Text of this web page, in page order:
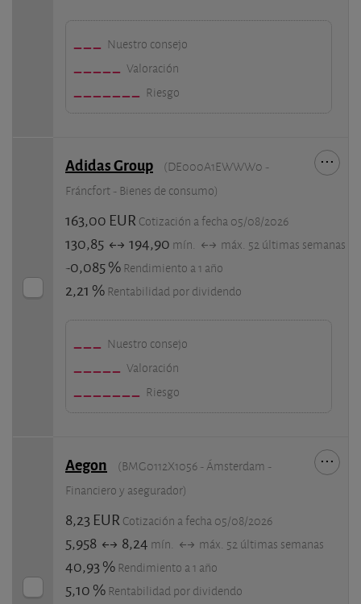
Nuestro consejo
Valoración
Riesgo
Adidas Group
(DE000A1EWWW0 -
Fráncfort - Bienes de consumo)
163,00 EUR Cotización a fecha 05/08/2026
130,85 194,90 mín. máx. 52 últimas semanas
-0,085 % Rendimiento a 1 año
2,21 % Rentabilidad por dividendo
Nuestro consejo
Valoración
Riesgo
Aegon
(BMG0112X1056 - Ámsterdam -
Financiero y asegurador)
8,23 EUR Cotización a fecha 05/08/2026
5,958 8,24 mín. máx. 52 últimas semanas
40,93 % Rendimiento a 1 año
5,10 % Rentabilidad por dividendo